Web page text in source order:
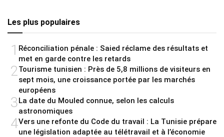
Les plus populaires
1 Réconciliation pénale : Saied réclame des résultats et
met en garde contre les retards
2 Tourisme tunisien : Près de 5,8 millions de visiteurs en
sept mois, une croissance portée par les marchés
européens
3La date du Mouled connue, selon les calculs
astronomiques
4Vers une refonte du Code du travail : La Tunisie prépare
une législation adaptée au télétravail et à l’économie